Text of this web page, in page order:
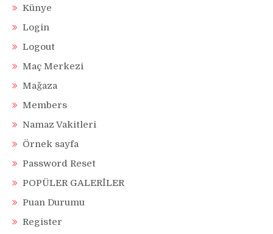
Künye
Login
Logout
Maç Merkezi
Mağaza
Members
Namaz Vakitleri
Örnek sayfa
Password Reset
POPÜLER GALERİLER
Puan Durumu
Register